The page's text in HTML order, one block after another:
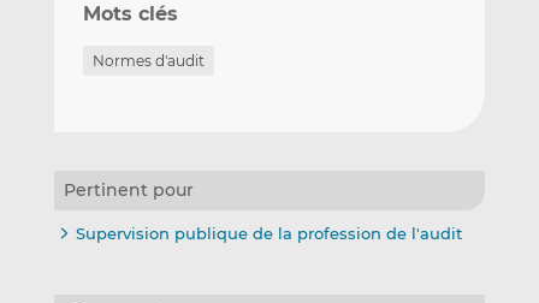
Mots clés
Normes d'audit
Pertinent pour
Supervision publique de la profession de l'audit